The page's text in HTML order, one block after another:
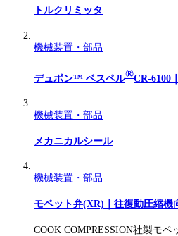
トルクリミッタ
機械装置・部品
デュポン™ ベスペル®CR-6100
機械装置・部品
メカニカルシール
機械装置・部品
モペット弁(XR)｜往復動圧縮機
COOK COMPRESSION社製モ